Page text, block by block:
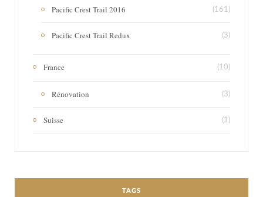
Pacific Crest Trail 2016 (161)
Pacific Crest Trail Redux (3)
France (10)
Rénovation (3)
Suisse (1)
TAGS